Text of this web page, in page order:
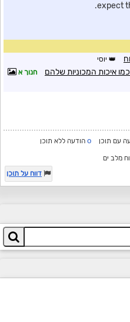
יוסי
איכות המכוניות שלהם חנוך א
עם תוכן o הודעה ללא תוכן
מלב ים
דווח על תוכן